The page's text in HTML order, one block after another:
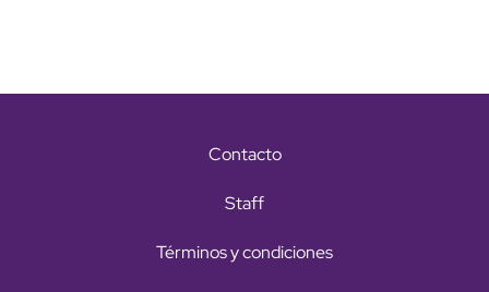
Contacto
Staff
Términos y condiciones